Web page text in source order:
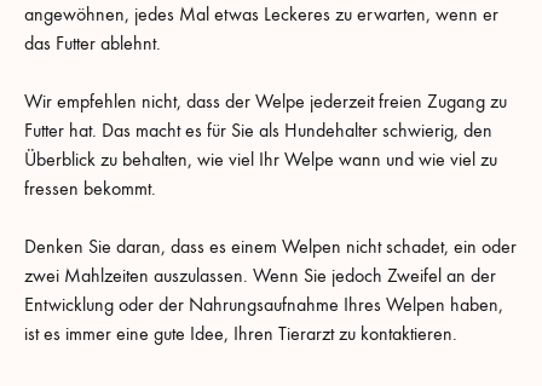
angewöhnen, jedes Mal etwas Leckeres zu erwarten, wenn er
das Futter ablehnt.
Wir empfehlen nicht, dass der Welpe jederzeit freien Zugang zu
Futter hat. Das macht es für Sie als Hundehalter schwierig, den
Überblick zu behalten, wie viel Ihr Welpe wann und wie viel zu
fressen bekommt.
Denken Sie daran, dass es einem Welpen nicht schadet, ein oder
zwei Mahlzeiten auszulassen. Wenn Sie jedoch Zweifel an der
Entwicklung oder der Nahrungsaufnahme Ihres Welpen haben,
ist es immer eine gute Idee, Ihren Tierarzt zu kontaktieren.